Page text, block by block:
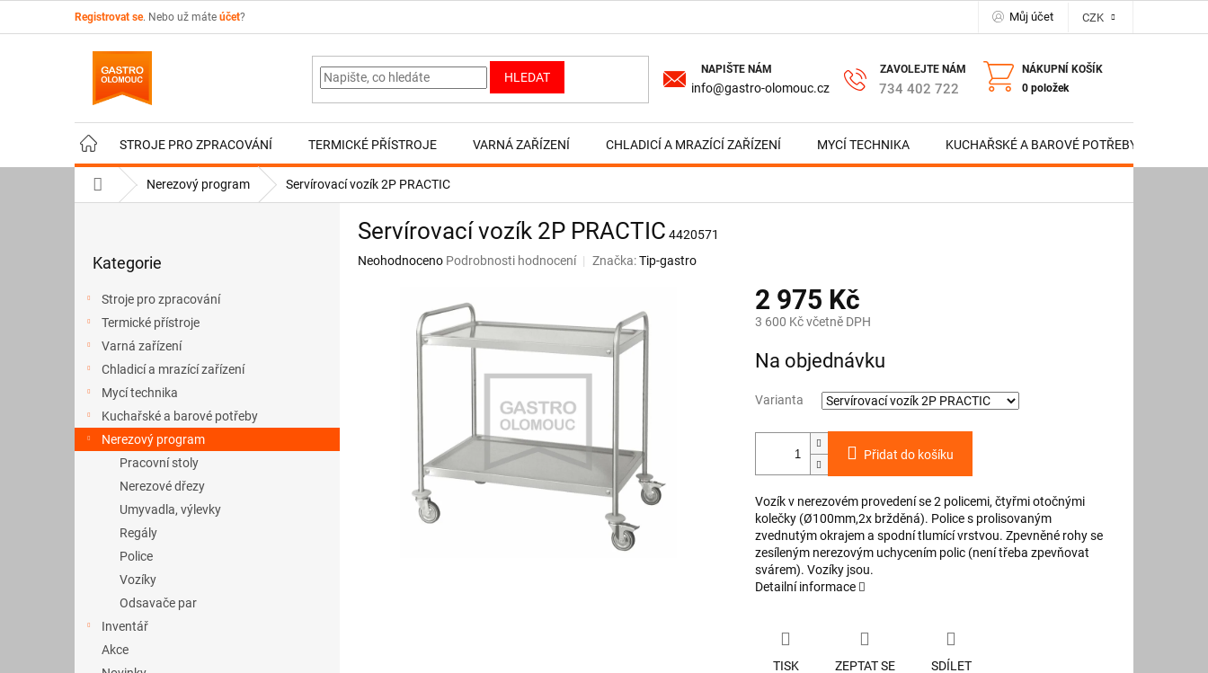
Registrovat se. Nebo už máte účet? Můj účet CZK
HLEDAT
info@gastro-olomouc.cz 734 402 722
NÁKUPNÍ KOŠÍK
0 položek
STROJE PRO ZPRACOVÁNÍ TERMICKÉ PŘÍSTROJE VARNÁ ZAŘÍZENÍ CHLADICÍ A MRAZÍCÍ ZAŘÍZENÍ MYCÍ TECHNIKA KUCHAŘSKÉ A BAROVÉ POTŘEBY
Domů Nerezový program Servírovací vozík 2P PRACTIC
n
e
kategorie
Kategorie
Stroje pro zpracování
Termické přístroje
Varná zařízení
Chladicí a mrazící zařízení
Mycí technika
Kuchařské a barové potřeby
Nerezový program
Pracovní stoly
Nerezové dřezy
Umyvadla, výlevky
Regály
Police
Vozíky
Odsavače par
Inventář
Akce
Servírovací vozík 2P PRACTIC 4420571
Průměrné
Neohodnoceno Podrobnosti hodnocení Značka:Tip-gastro
2 975 Kč
3 600 Kč včetně DPH
cena:
Na objednávku
Varianta
Přidat do košíku
Vozík v nerezovém provedení se 2 policemi, čtyřmi otočnými
kolečky (Ø100mm,2x bržděná). Police s prolisovaným
zvednutým okrajem a spodní tlumící vrstvou. Zpevněné rohy se
zesíleným nerezovým uchycením polic (není třeba zpevňovat
svárem). Vozíky jsou.
Detailní informace
TISK ZEPTAT SE SDÍLET